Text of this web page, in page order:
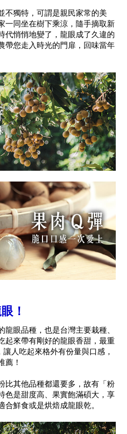
不獨特，可謂是親民家常的美
一同坐在樹下乘涼，隨手摘取新
代悄悄地變了，龍眼成了久違的
帶您走入時光的門扉，回味當年
！
龍眼品種，也是台灣主要栽種、
起來帶有剛好的龍眼香甜，最重
人吃起來格外有份量與口感，
薦！
比其他品種都還要多，故有「粉
色是甜度高、果實飽滿碩大，享
合鮮食或是烘焙成龍眼乾。